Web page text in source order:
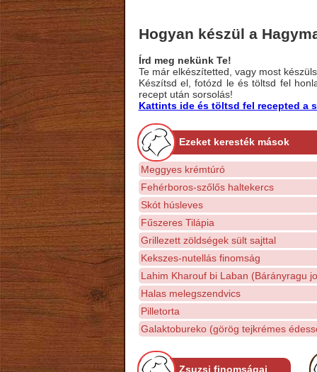
Hogyan készül a
Írd meg nekünk Te!
Te már elkészítetted, vagy most
Készítsd el, fotózd le és töltsd fel
recept után sorsolás!
Kattints ide és töltsd fel recepted a
Ezeket keresték mások
Meggyes krémtúró
Fehérboros-szőlős haltekercs
Skót húsleves
Fűszeres Tilápia
Grillezett zöldségek sült sajttal
Kekszes-nutellás finomság
Lahim Kharouf bi Laban (Bárányragu
Halas melegszendvics
Pilletorta
Galaktobureko (görög tejkrémes
Zsuzsi finomságai